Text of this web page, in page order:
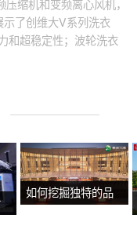
缩机和变频离心风机，
了创维大V系列洗衣
和超稳定性；波轮洗衣
如何挖掘独特的品